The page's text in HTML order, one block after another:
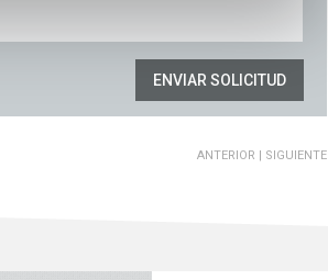
ENVIAR SOLICITUD
ANTERIOR | SIGUIENTE